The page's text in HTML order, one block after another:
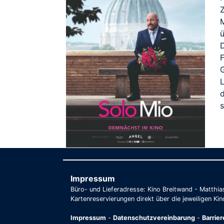
Impressum
Büro- und Lieferadresse: Kino Breitwand -
Kartenreservierungen direkt über die jeweiligen
Impressum - Datenschutzvereinbarung -